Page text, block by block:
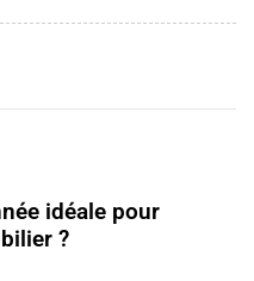
idéale pour
?